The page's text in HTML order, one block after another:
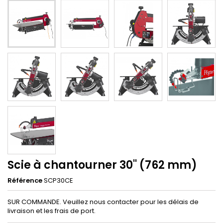
Scie à chantourner 30'' (762 mm)
RéférenceSCP30CE
SUR COMMANDE. Veuillez nous contacter pour les délais de
livraison et les frais de port.